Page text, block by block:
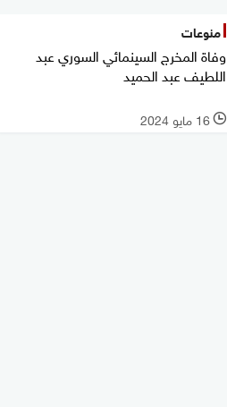
منوعات
وفاة المخرج السينمائي السوري عبد
اللطيف عبد الحميد
l 16 مايو 2024